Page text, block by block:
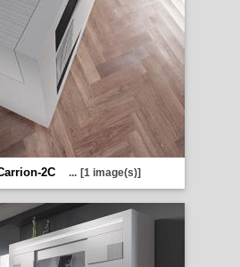
2C ... [1 image(s)]